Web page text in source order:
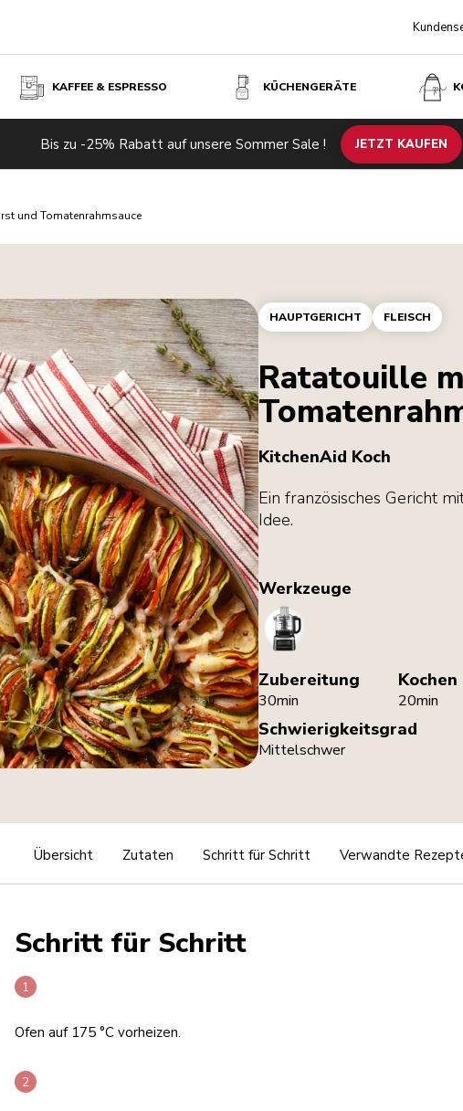
KAFFEE & ESPRESSO KÜCHENGERÄTE
Bis zu -25% Rabatt auf unsere Sommer Sale ! JETZT KAUFEN
und Tomatenrahmsauce
HAUPTGERICHT FLEISCH
Ratatouille
KitchenAid Koch
Ein französisches Gericht
Idee.
Werkzeuge
FoodProcessor
Zubereitung
30min
Kochen
20min
Schwierigkeitsgrad
Mittelschwer
Übersicht Zutaten Schritt für Schritt Verwandte
Schritt für Schritt
Ofen auf 175 °C vorheizen.